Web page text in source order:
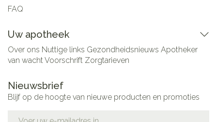
FAQ
Uw apotheek
Over ons Nuttige links Gezondheidsnieuws Apotheker
van wachtVoorschrift Zorgtarieven
Nieuwsbrief
Blijf op de hoogte van nieuwe producten en promoties